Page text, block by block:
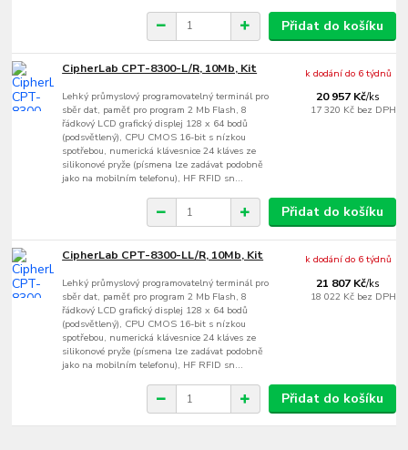
Přidat do košíku
CipherLab CPT-8300-L/R, 10Mb, Kit
Lehký průmyslový programovatelný terminál pro
sběr dat, paměť pro program 2 Mb Flash, 8
řádkový LCD grafický displej 128 x 64 bodů
(podsvětlený), CPU CMOS 16-bit s nízkou
spotřebou, numerická klávesnice 24 kláves ze
silikonové pryže (písmena lze zadávat podobně
jako na mobilním telefonu), HF RFID sn...
20 957 Kč/ks
17 320 Kč bez DPH
k dodání do 6 týdnů
Přidat do košíku
CipherLab CPT-8300-LL/R, 10Mb, Kit
Lehký průmyslový programovatelný terminál pro
sběr dat, paměť pro program 2 Mb Flash, 8
řádkový LCD grafický displej 128 x 64 bodů
(podsvětlený), CPU CMOS 16-bit s nízkou
spotřebou, numerická klávesnice 24 kláves ze
silikonové pryže (písmena lze zadávat podobně
jako na mobilním telefonu), HF RFID sn...
21 807 Kč/ks
18 022 Kč bez DPH
k dodání do 6 týdnů
Přidat do košíku